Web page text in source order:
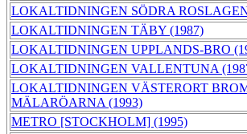
LOKALTIDNINGEN SÖDRA
LOKALTIDNINGEN TÄBY (1987)
LOKALTIDNINGEN UPPLANDS-BRO
LOKALTIDNINGEN VALLENTUNA
LOKALTIDNINGEN VÄSTERORT
MÄLARÖARNA (1993)
METRO [STOCKHOLM] (1995)